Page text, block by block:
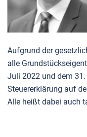
Aufgrund der
alle
Juli 2022 und dem
Steuererklärung auf
Alle heißt dabei auch